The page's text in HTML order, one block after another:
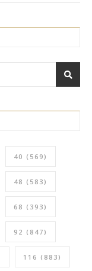
40 (569)
48 (583)
68 (393)
92 (847)
116 (883)